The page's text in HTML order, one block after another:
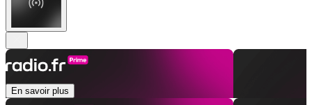
En savoir plus